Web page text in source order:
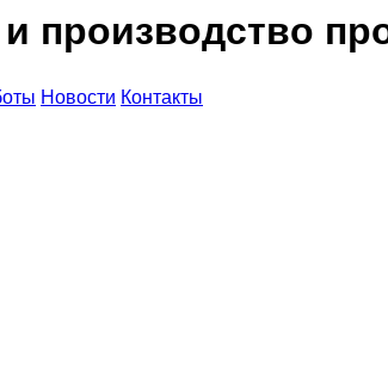
и производство
Новости Контакты